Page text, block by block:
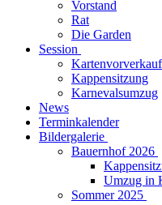
Vorstand
Rat
Die Garden
Session
Kappensitzung
Karnevalsumzug
News
Terminkalender
Bildergalerie
Bauernhof 2026
Umzug in
Sommer 2025